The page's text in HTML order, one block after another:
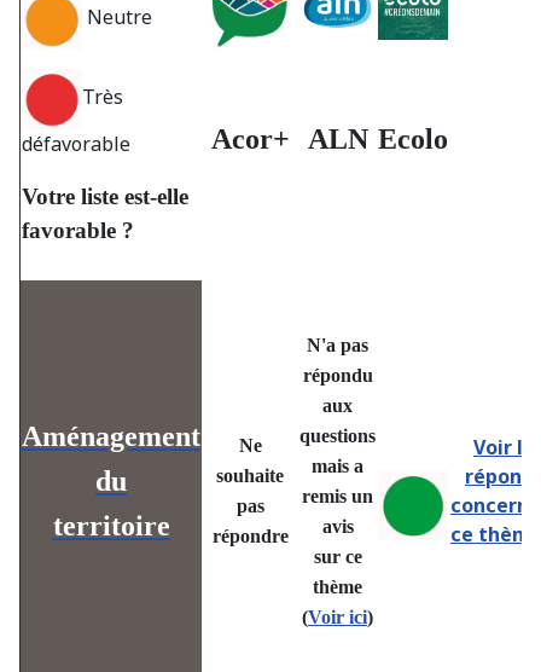
Neutre
Très
défavorable
Acor+ ALN Ecolo
Votre liste est-elle
favorable ?
Aménagement
du
territoire
Ne
souhaite
pas
répondre
N'a pas
répondu
aux
questions
mais a
remis un
avis
sur ce
thème
(Voir ici)
Voir
ce